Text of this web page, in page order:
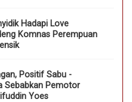
Hadapi Love
Komnas Perempuan
Positif Sabu -
Sebabkan Pemotor
Yoes